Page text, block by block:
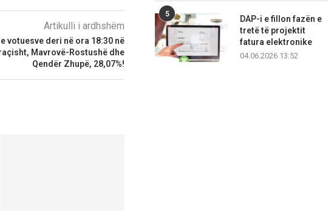
Artikulli i ardhshëm
votuesve deri në ora 18:30 në
Mavrovë-Rostushë dhe
Qendër Zhupë, 28,07%!
5
DAP-i e fillon fazën e
tretë të projektit
fatura elektronike
04.06.2026 13:52